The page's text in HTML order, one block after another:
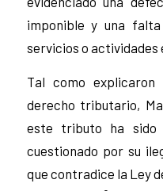
imponible y una
servicios o actividades
Tal como explicaron
derecho tributario,
este tributo ha sido
cuestionado por su
que contradice la Ley